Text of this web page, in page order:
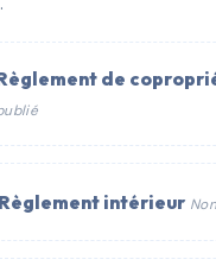
Syndic Digital
de
Règlement intérieur